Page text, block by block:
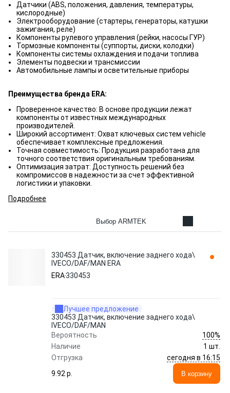
Датчики (ABS, положения, давления, температуры,
кислородные)
Электрооборудование (стартеры, генераторы, катушки
зажигания, реле)
Компоненты рулевого управления (рейки, насосы ГУР)
Тормозные компоненты (суппорты, диски, колодки)
Компоненты системы охлаждения и подачи топлива
Элементы подвески и трансмиссии
Автомобильные лампы и осветительные приборы
Преимущества бренда ERA:
Проверенное качество: В основе продукции лежат
компоненты от известных международных
производителей.
Широкий ассортимент: Охват ключевых систем vehicle
обеспечивает комплексные предложения.
Точная совместимость: Продукция разработана для
точного соответствия оригинальным требованиям.
Оптимизация затрат: Доступность решений без
компромиссов в надежности за счет эффективной
логистики и упаковки.
Подробнее
Выбор ARMTEK
330453 Датчик, включение заднего хода\
IVECO/DAF/MAN ERA
ERA330453
Лучшее предложение
330453 Датчик, включение заднего хода\
IVECO/DAF/MAN
Вероятность
100%
Наличие
1 шт.
Отгрузка
сегодня в 16:15
9.92 p.
В корзину